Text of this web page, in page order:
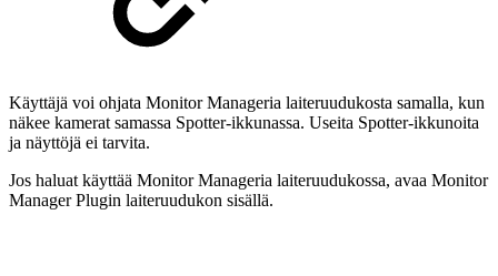
Käyttäjä voi ohjata Monitor Manageria laiteruudukosta samalla, kun
näkee kamerat samassa Spotter-ikkunassa. Useita Spotter-ikkunoita
ja näyttöjä ei tarvita.
Jos haluat käyttää Monitor Manageria laiteruudukossa, avaa Monitor
Manager Plugin laiteruudukon sisällä.